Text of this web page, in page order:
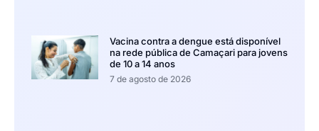
Vacina contra a dengue está disponível
na rede pública de Camaçari para jovens
de 10 a 14 anos
7 de agosto de 2026